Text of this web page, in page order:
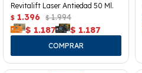
Revitalift Laser Antiedad 50 Ml.
$ 1.396 $ 1.994
$ 1.187 $ 1.187